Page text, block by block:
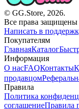
© GG.Store, 2026.
Все права защищены
Написать в
Покупателям
ГлавнаяКаталог
Информация
О насFAQКонтакты
продавцом
Правила
Политика
соглашениеПравила